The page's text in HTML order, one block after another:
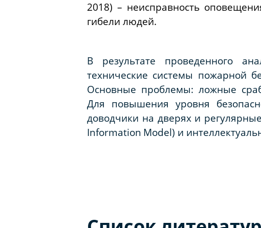
2018) – неисправность
гибели людей.
В результате проведенного
технические системы пожарной
Основные проблемы: ложные
Для повышения уровня
доводчики на дверях и
Information Model) и